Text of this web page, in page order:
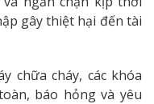
gây thiệt hại đến tài
chữa cháy, các khóa
báo hỏng và yêu